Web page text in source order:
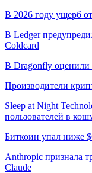
В 2026 году ущерб
В Ledger
Coldcard
В Dragonfly оценили
Производители
Sleep at Night
пользователей в
Биткоин упал ниже
Anthropic признала
Claude